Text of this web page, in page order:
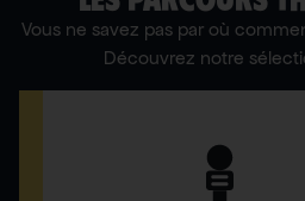
Vous ne savez pas par où
Découvrez notre